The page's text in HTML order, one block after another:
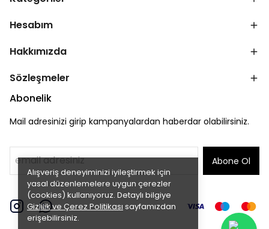
Alışveriş deneyiminizi iyileştirmek için
yasal düzenlemelere uygun çerezler
(cookies) kullanıyoruz. Detaylı bilgiye
Gizlilik ve Çerez Politikası sayfamızdan
erişebilirsiniz.
Hesabım
Hakkımızda
Sözleşmeler
Abonelik
Mail adresinizi girip kampanyalardan haberdar olabilirsiniz.
Abone Ol